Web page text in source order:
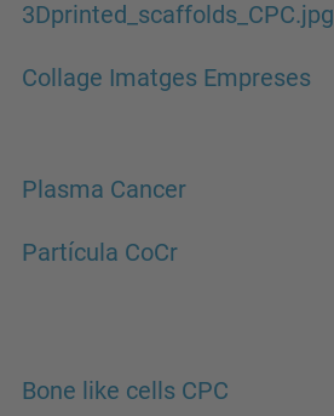
3Dprinted_scaffolds_CPC.jpg
Collage Imatges Empreses
Plasma Cancer
Partícula CoCr
Bone like cells CPC